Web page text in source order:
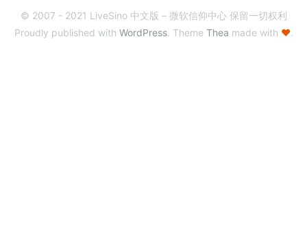
© 2007 - 2021 LiveSino 中文版 – 微软信仰中心 保留一切权利
Proudly published with WordPress. Theme Thea made with ♥.